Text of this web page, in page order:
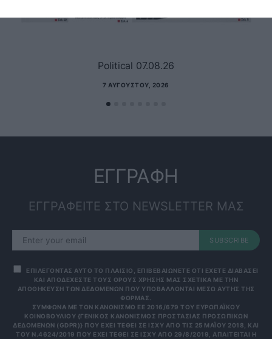
Political 07.08.26
7 ΑΥΓΟΎΣΤΟΥ, 2026
ΕΓΓΡΑΦΗ
ΕΓΓΡΑΦΕΙΤΕ ΣΤΟ NEWSLETTER ΜΑΣ
SUBSCRIBE
ΕΠΙΛΕΓΟΝΤΑΣ ΑΥΤΟ ΤΟ ΠΛΑΙΣΙΟ, ΕΠΙΒΕΒΑΙΩΝΕΤΕ ΟΤΙ ΕΧΕΤΕ ΔΙΑΒΑΣΕΙ
ΚΑΙ ΑΠΟΔΕΧΕΣΤΕ ΤΟΥΣ ΟΡΟΥΣ ΧΡΗΣΗΣ ΜΑΣ ΣΧΕΤΙΚΑ ΜΕ ΤΗΝ
ΑΠΟΘΗΚΕΥΣΗ ΤΩΝ ΔΕΔΟΜΕΝΩΝ ΠΟΥ ΥΠΟΒΑΛΛΟΝΤΑΙ ΜΕΣΩ ΑΥΤΗΣ ΤΗΣ
ΦΟΡΜΑΣ.
ΣΎΜΦΩΝΑ ΜΕ ΤΟΝ ΚΑΝΟΝΙΣΜΌ ΕΕ 2016/679 ΤΟΥ ΕΥΡΩΠΑΪΚΟΎ
ΚΟΙΝΟΒΟΥΛΊΟΥ {ΓΕΝΙΚΌΣ ΚΑΝΟΝΙΣΜΌΣ ΠΡΟΣΤΑΣΊΑΣ ΠΡΟΣΩΠΙΚΏΝ
ΔΕΔΟΜΈΝΩΝ (GDPR)} ΠΟΥ ΈΧΕΙ ΤΕΘΕΊ ΣΕ ΙΣΧΎ ΑΠΌ ΤΙΣ 25 ΜΑΪ́ΟΥ 2018, ΚΑΙ
ΤΟΥ Ν.4624/2019 ΠΟΥ ΈΧΕΙ ΤΕΘΕΊ ΣΕ ΙΣΧΎ ΑΠΌ 29/8/2019, ΑΠΑΙΤΕΊΤΑΙ Η